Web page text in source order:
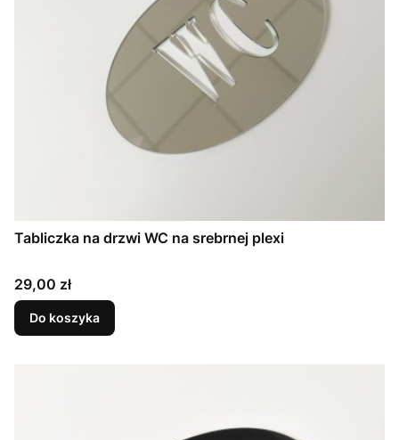
Tabliczka na drzwi WC na srebrnej plexi
Cena
29,00 zł
Do koszyka